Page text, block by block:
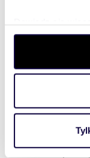
dane są
zmienić lub
Wykorzystujemy
i reklam, aby
korzystasz z